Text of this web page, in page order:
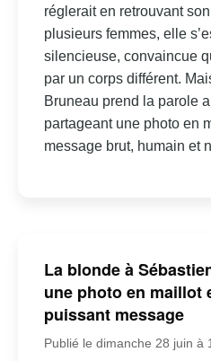
réglerait en retrouvant
plusieurs femmes, elle
silencieuse, convaincue
par un corps différent.
Bruneau prend la parole
partageant une photo en
message brut, humain et
La blonde à
une photo en maillot
puissant message
Publié le dimanche 28 juin à